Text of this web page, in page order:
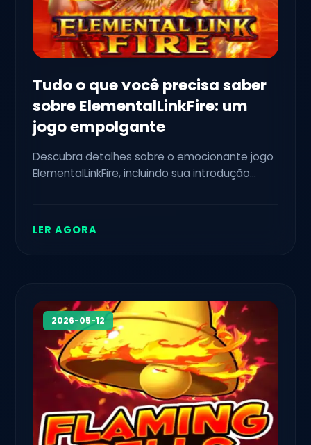
Tudo o que você precisa saber
sobre ElementalLinkFire: um
jogo empolgante
Descubra detalhes sobre o emocionante jogo
ElementalLinkFire, incluindo sua introdução
LER AGORA
2026-05-12